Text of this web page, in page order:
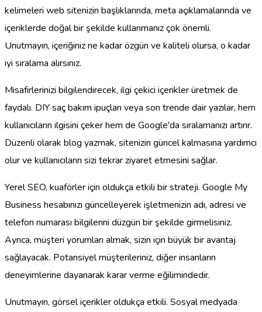
kelimeleri web sitenizin başlıklarında, meta açıklamalarında ve
içeriklerde doğal bir şekilde kullanmanız çok önemli.
Unutmayın, içeriğiniz ne kadar özgün ve kaliteli olursa, o kadar
iyi sıralama alırsınız.
Misafirlerinizi bilgilendirecek, ilgi çekici içerikler üretmek de
faydalı. DIY saç bakım ipuçları veya son trende dair yazılar, hem
kullanıcıların ilgisini çeker hem de Google'da sıralamanızı artırır.
Düzenli olarak blog yazmak, sitenizin güncel kalmasına yardımcı
olur ve kullanıcıların sizi tekrar ziyaret etmesini sağlar.
Yerel SEO, kuaförler için oldukça etkili bir strateji. Google My
Business hesabınızı güncelleyerek işletmenizin adı, adresi ve
telefon numarası bilgilerini düzgün bir şekilde girmelisiniz.
Ayrıca, müşteri yorumları almak, sizin için büyük bir avantaj
sağlayacak. Potansiyel müşterileriniz, diğer insanların
deneyimlerine dayanarak karar verme eğilimindedir.
Unutmayın, görsel içerikler oldukça etkili. Sosyal medyada